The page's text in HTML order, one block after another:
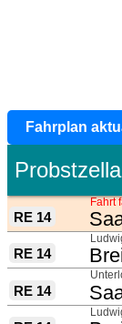
Fahrplan